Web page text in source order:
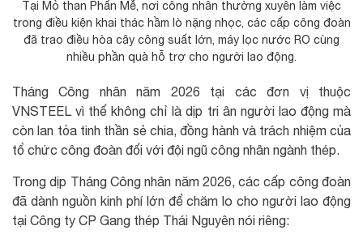
Tại Mỏ than Phấn Mễ, nơi công nhân thường xuyên làm việc
trong điều kiện khai thác hầm lò nặng nhọc, các cấp công đoàn
đã trao điều hòa cây công suất lớn, máy lọc nước RO cùng
nhiều phần quà hỗ trợ cho người lao động.
Tháng Công nhân năm 2026 tại các đơn vị thuộc
VNSTEEL vì thế không chỉ là dịp tri ân người lao động mà
còn lan tỏa tinh thần sẻ chia, đồng hành và trách nhiệm của
tổ chức công đoàn đối với đội ngũ công nhân ngành thép.
Trong dịp Tháng Công nhân năm 2026, các cấp công đoàn
đã dành nguồn kinh phí lớn để chăm lo cho người lao động
tại Công ty CP Gang thép Thái Nguyên nói riêng: